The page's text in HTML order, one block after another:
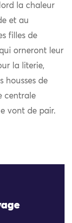
la chaleur
et au
filles de
orneront leur
la literie,
housses de
centrale
vont de pair.